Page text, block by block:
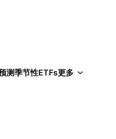
测季节性ETFs更多